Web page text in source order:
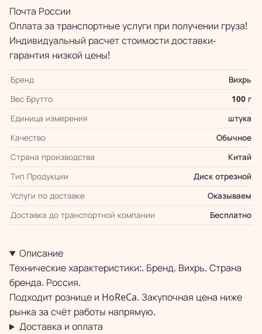
Почта России
Оплата за транспортные услуги при получении груза!
Индивидуальный расчет стоимости доставки-
гарантия низкой цены!
Бренд
Вихрь
Вес Брутто
100 г
Единица измерения
штука
Качество
Обычное
Страна производства
Китай
Тип Продукции
Диск отрезной
Услуги по доставке
Оказываем
Доставка до транспортной компании
Бесплатно
Описание
Технические характеристики:. Бренд. Вихрь. Страна
бренда. Россия.
Подходит рознице и HoReCa. Закупочная цена ниже
рынка за счёт работы напрямую.
Доставка и оплата